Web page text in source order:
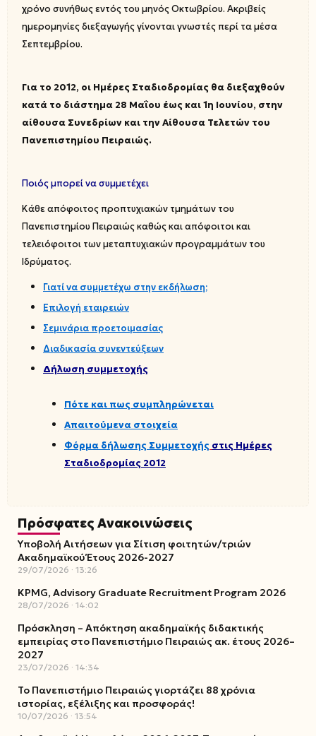
χρόνο συνήθως εντός του μηνός Οκτωβρίου. Ακριβείς
ημερομηνίες διεξαγωγής γίνονται γνωστές περί τα μέσα
Σεπτεμβρίου.
Για το 2012, οι Ημέρες Σταδιοδρομίας θα διεξαχθούν
κατά το διάστημα 28 Μαΐου έως και 1η Ιουνίου, στην
αίθουσα Συνεδρίων και την Αίθουσα Τελετών του
Πανεπιστημίου Πειραιώς.
Ποιός μπορεί να συμμετέχει
Κάθε απόφοιτος προπτυχιακών τμημάτων του
Πανεπιστημίου Πειραιώς καθώς καιαπόφοιτοι και
τελειόφοιτοι των μεταπτυχιακών προγραμμάτων του
Ιδρύματος.
Γιατί να συμμετέχω στην εκδήλωση;
Επιλογή εταιρειών
Σεμινάρια προετοιμασίας
Διαδικασία συνεντεύξεων
Δήλωση συμμετοχής
Πότε και πως συμπληρώνεται
Απαιτούμενα στοιχεία
Φόρμα δήλωσης Συμμετοχής στις Ημέρες
Σταδιοδρομίας 2012
Πρόσφατες Ανακοινώσεις
Υποβολή Αιτήσεων για Σίτιση φοιτητών/τριών
Ακαδημαϊκού Έτους 2026-2027
29/07/2026 13:26
KPMG, Advisory Graduate Recruitment Program 2026
28/07/2026 14:02
Πρόσκληση – Απόκτηση ακαδημαϊκής διδακτικής
εμπειρίας στο Πανεπιστήμιο Πειραιώς ακ. έτους 2026–
2027
23/07/2026 14:34
Το Πανεπιστήμιο Πειραιώς γιορτάζει 88 χρόνια
ιστορίας, εξέλιξης και προσφοράς!
10/07/2026 13:54